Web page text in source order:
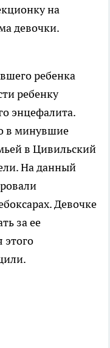
на
девочки.
ребенка
ребенку
энцефалита.
в минувшие
в Цивильский
На данный
Девочке
за ее
этого